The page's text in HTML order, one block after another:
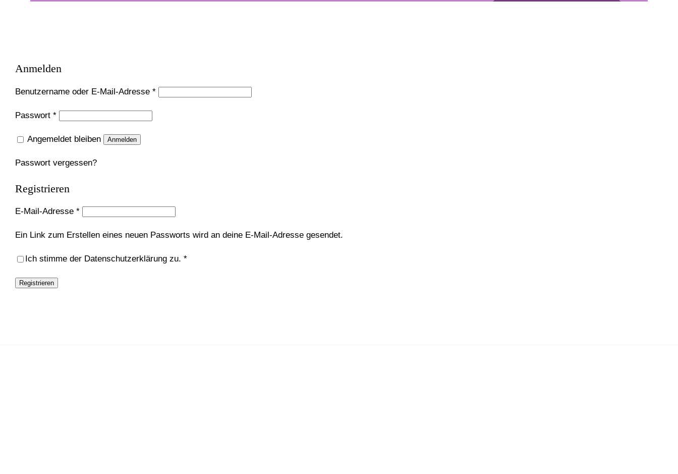
Anmelden
Benutzername oder E-Mail-Adresse *Erforderlich
Passwort *Erforderlich
Angemeldet bleiben Anmelden
Passwort vergessen?
Registrieren
E-Mail-Adresse *Erforderlich
Ein Link zum Erstellen eines neuen Passworts wird an deine E-Mail-Adresse gesendet.
Ich stimme der Datenschutzerklärung zu. *
Registrieren